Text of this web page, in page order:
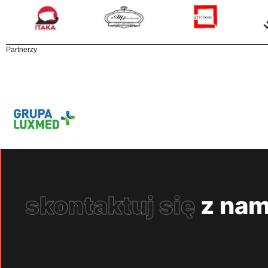
Partnerzy
skontaktuj się z